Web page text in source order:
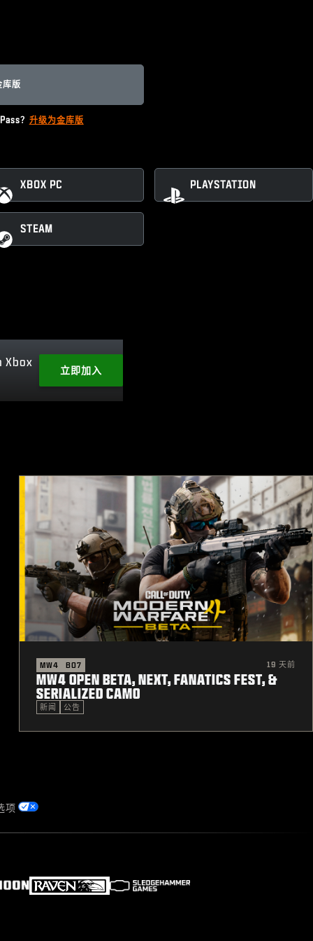
库版
？ 升级为金库版
XBOX PC PLAYSTATION
STEAM
Xbox
立即加入
MW4 BO7 19 天前
MW4 OPEN BETA, NEXT, FANATICS FEST, &
SERIALIZED CAMO
新闻 公告
项